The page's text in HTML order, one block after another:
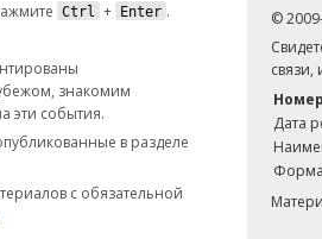
Ctrl + Enter .
знакомим
эти события.
в разделе
с обязательной
©
Дата